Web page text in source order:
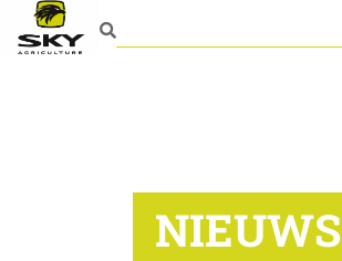
NIEUWS